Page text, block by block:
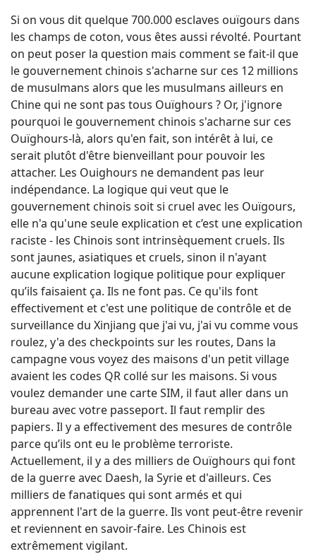
Si on vous dit quelque 700.000 esclaves ouïgours dans
les champs de coton, vous êtes aussi révolté. Pourtant
on peut poser la question mais comment se fait-il que
le gouvernement chinois s'acharne sur ces 12 millions
de musulmans alors que les musulmans ailleurs en
Chine qui ne sont pas tous Ouïghours ? Or, j'ignore
pourquoi le gouvernement chinois s'acharne sur ces
Ouïghours-là, alors qu'en fait, son intérêt à lui, ce
serait plutôt d'être bienveillant pour pouvoir les
attacher. Les Ouighours ne demandent pas leur
indépendance. La logique qui veut que le
gouvernement chinois soit si cruel avec les Ouïgours,
elle n'a qu'une seule explication et c’est une explication
raciste - les Chinois sont intrinsèquement cruels. Ils
sont jaunes, asiatiques et cruels, sinon il n'ayant
aucune explication logique politique pour expliquer
qu’ils faisaient ça. Ils ne font pas. Ce qu'ils font
effectivement et c'est une politique de contrôle et de
surveillance du Xinjiang que j'ai vu, j'ai vu comme vous
roulez, y'a des checkpoints sur les routes, Dans la
campagne vous voyez des maisons d'un petit village
avaient les codes QR collé sur les maisons. Si vous
voulez demander une carte SIM, il faut aller dans un
bureau avec votre passeport. Il faut remplir des
papiers. Il y a effectivement des mesures de contrôle
parce qu’ils ont eu le problème terroriste.
Actuellement, il y a des milliers de Ouïghours qui font
de la guerre avec Daesh, la Syrie et d'ailleurs. Ces
milliers de fanatiques qui sont armés et qui
apprennent l'art de la guerre. Ils vont peut-être revenir
et reviennent en savoir-faire. Les Chinois est
extrêmement vigilant.